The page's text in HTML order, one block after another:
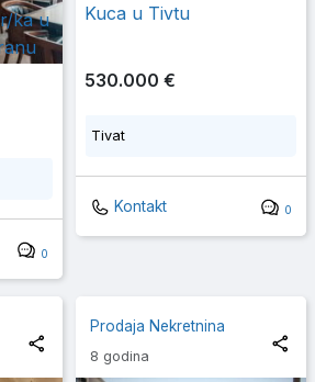
ka u
0
Kuca u Tivtu
530.000 €
Tivat
Kontakt 0
Prodaja Nekretnina
8 godina